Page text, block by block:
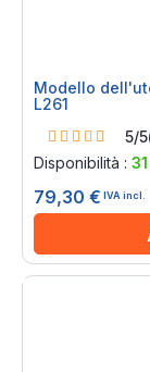
Modello
L261
Rating:
5/5
Disponibilità :
79,30 € IVA incl.